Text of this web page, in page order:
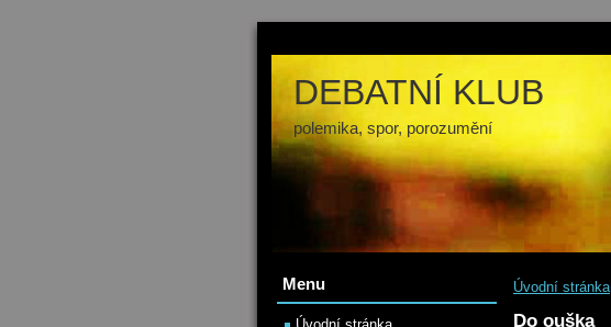
DEBATNÍ KLUB
polemika, spor, porozumění
Úvodní stránka
Do ouška
Menu